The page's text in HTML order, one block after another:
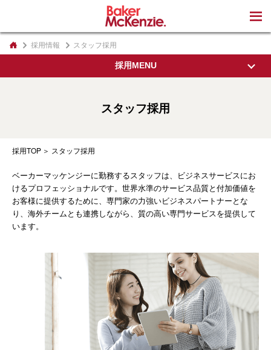
採用情報 スタッフ採用
採用MENU
代表パートナーから
オフィスについて
インクルージョン&ダイバーシティ
教育制度・執務環境
弁護士インタビュー
スタッフ採用
スタッフ採用
採用TOP スタッフ採用
ベーカーマッケンジーに勤務するスタッフは、ビジネスサービスにお
けるプロフェッショナルです。世界水準のサービス品質と付加価値を
お客様に提供するために、専門家の力強いビジネスパートナーとな
り、海外チームとも連携しながら、質の高い専門サービスを提供して
います。